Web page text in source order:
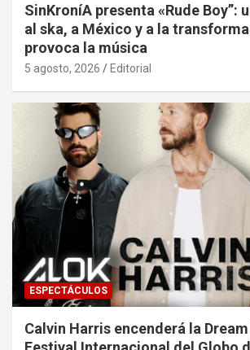
SinKroníA presenta «Rude Boy”:
al ska, a México y a la
provoca la música
5 agosto, 2026 Editorial
ESPECTÁCULOS
Calvin Harris encenderá la